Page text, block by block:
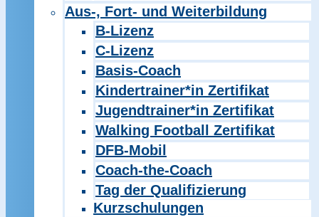
Aus-, Fort- und Weiterbildung
B-Lizenz
C-Lizenz
Basis-Coach
Kindertrainer*in Zertifikat
Jugendtrainer*in Zertifikat
Walking Football Zertifikat
DFB-Mobil
Coach-the-Coach
Tag der Qualifizierung
Kurzschulungen